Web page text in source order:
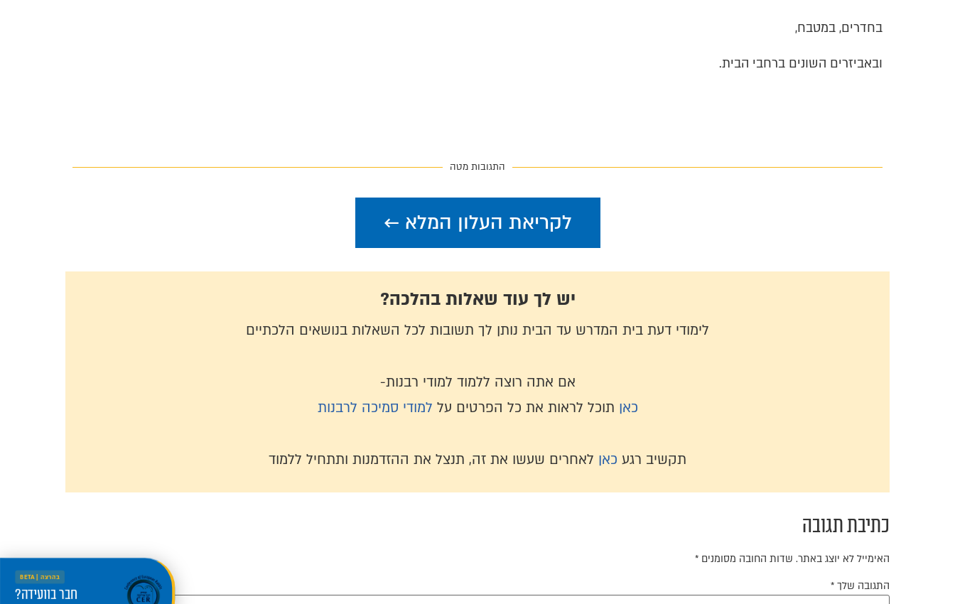
בחדרים, במטבח,
ובאביזרים השונים ברחבי הבית.
התגובות מטה
לקריאת העלון המלא ←
יש לך עוד שאלות בהלכה?
לימודי דעת בית המדרש עד הבית נותן לך תשובות לכל השאלות בנושאים הלכתיים
אם אתה רוצה ללמוד למודי רבנות-
כאן תוכל לראות את כל הפרטים על למודי סמיכה לרבנות
תקשיב רגע כאן לאחרים שעשו את זה, תנצל את ההזדמנות ותתחיל ללמוד
כתיבת תגובה
האימייל לא יוצג באתר. שדות החובה מסומנים *
התגובה שלך *
בהרצה | BETA
חבר בוועידה?